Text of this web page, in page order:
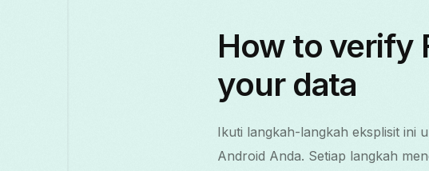
How to verify
your data
Ikuti langkah-langkah eksplisit ini
Android Anda. Setiap langkah